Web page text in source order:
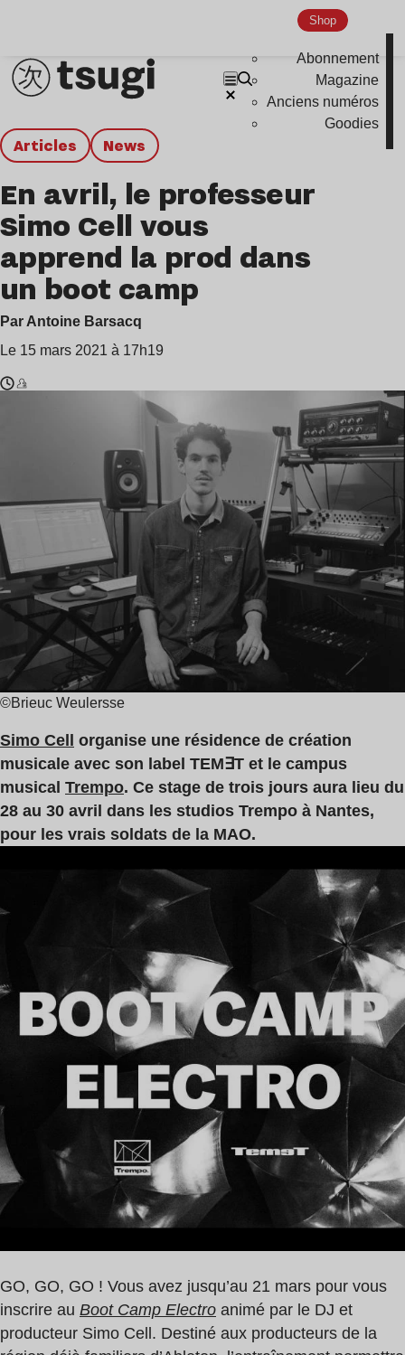
Shop
Abonnement
Magazine
Anciens numéros
Goodies
Articles news
En avril, le professeur
Simo Cell vous
apprend la prod dans
un boot camp
Par Antoine Barsacq
Le 15 mars 2021 à 17h19
min
©Brieuc Weulersse
Simo Cell
organise une résidence de création
musicale avec son label TEM∃T et le campus
musical Trempo. Ce stage de trois jours aura lieu du
28 au 30 avril dans les studios Trempo à Nantes,
pour les vrais soldats de la MAO.
GO, GO, GO ! Vous avez jusqu’au 21 mars pour vous
inscrire au Boot Camp Electro animé par le DJ et
producteur Simo Cell. Destiné aux producteurs de la